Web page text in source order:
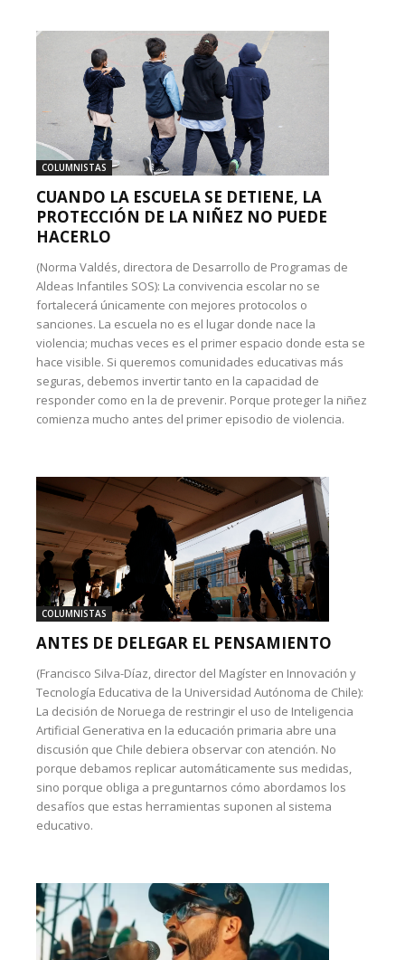
COLUMNISTAS
CUANDO LA ESCUELA SE DETIENE, LA
PROTECCIÓN DE LA NIÑEZ NO PUEDE
HACERLO
(Norma Valdés, directora de Desarrollo de Programas de
Aldeas Infantiles SOS): La convivencia escolar no se
fortalecerá únicamente con mejores protocolos o
sanciones. La escuela no es el lugar donde nace la
violencia; muchas veces es el primer espacio donde esta se
hace visible. Si queremos comunidades educativas más
seguras, debemos invertir tanto en la capacidad de
responder como en la de prevenir. Porque proteger la niñez
comienza mucho antes del primer episodio de violencia.
COLUMNISTAS
ANTES DE DELEGAR EL PENSAMIENTO
(Francisco Silva-Díaz, director del Magíster en Innovación y
Tecnología Educativa de la Universidad Autónoma de Chile):
La decisión de Noruega de restringir el uso de Inteligencia
Artificial Generativa en la educación primaria abre una
discusión que Chile debiera observar con atención. No
porque debamos replicar automáticamente sus medidas,
sino porque obliga a preguntarnos cómo abordamos los
desafíos que estas herramientas suponen al sistema
educativo.